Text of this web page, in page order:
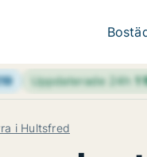
Uppdaterade 24h 1
i Hultsfred